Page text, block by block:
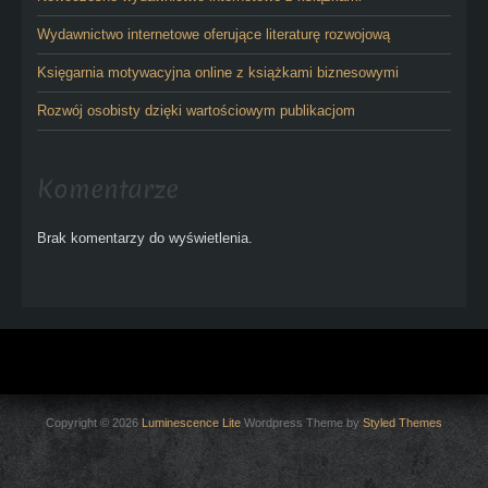
Wydawnictwo internetowe oferujące literaturę rozwojową
Księgarnia motywacyjna online z książkami biznesowymi
Rozwój osobisty dzięki wartościowym publikacjom
Komentarze
Brak komentarzy do wyświetlenia.
Copyright © 2026 Luminescence Lite Wordpress Theme by Styled Themes